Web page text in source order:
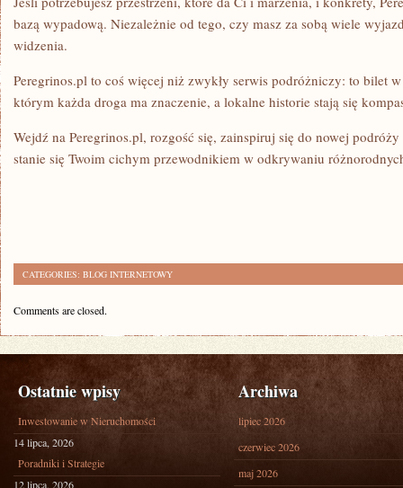
bazą wypadową. Niezależnie od tego, czy masz za sobą wiele
widzenia.
Peregrinos.pl to coś więcej niż zwykły serwis podróżniczy: to bilet
którym każda droga ma znaczenie, a lokalne historie stają się
Wejdź na Peregrinos.pl, rozgość się, zainspiruj się do nowej
stanie się Twoim cichym przewodnikiem w odkrywaniu
CATEGORIES: BLOG INTERNETOWY
Comments are closed.
Ostatnie wpisy
Inwestowanie w Nieruchomości
14 lipca, 2026
Poradniki i Strategie
12 lipca, 2026
Archiwa
lipiec 2026
czerwiec 2026
maj 2026